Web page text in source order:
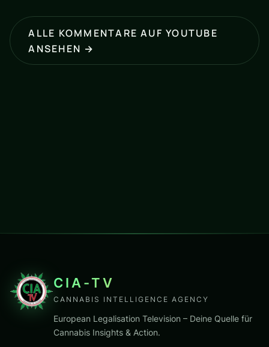
ALLE KOMMENTARE AUF YOUTUBE
ANSEHEN →
CIA-TV
CANNABIS INTELLIGENCE AGENCY
European Legalisation Television – Deine Quelle für
Cannabis Insights & Action.